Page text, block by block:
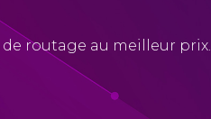
de routage au meilleur prix.